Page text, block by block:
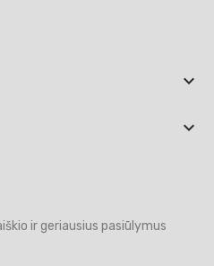


ir geriausius pasiūlymus